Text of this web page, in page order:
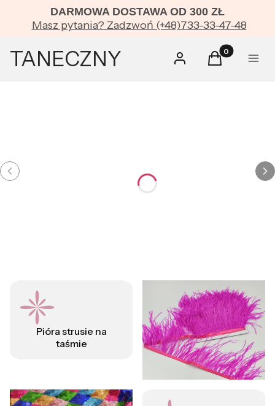
DARMOWA DOSTAWA OD 300 ZŁ
Masz pytania? Zadzwoń (+48)733-33-47-48
TANECZNY Zaloguj sięProdukty w
Koszyk Menu
kategorie
Pióra strusie na
taśmie